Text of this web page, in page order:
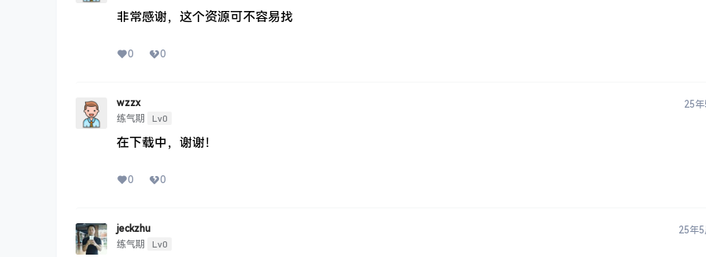
非常感谢，这个资源可不容易找
0 0
wzzx
练气期
Lv0
25年
在下载中，谢谢！
0 0
jeckzhu
练气期
Lv0
25年5